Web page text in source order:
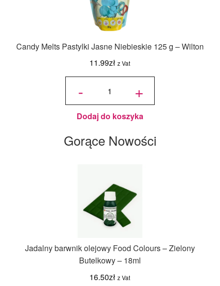
Candy Melts Pastylki Jasne Niebieskie 125 g – Wilton
11.99zł z Vat
-
ilość
Pastylki
Jasne
Niebieskie
125 g -
Wilton
+
Dodaj do koszyka
Gorące Nowości
Jadalny barwnik olejowy Food Colours – Zielony
Butelkowy – 18ml
16.50zł z Vat